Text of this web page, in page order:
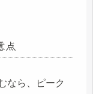
点
なら、ピーク